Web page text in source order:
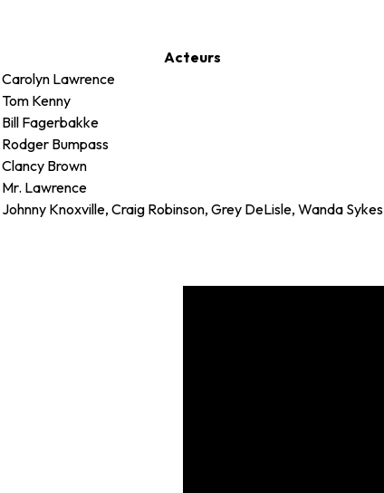
Acteurs
Carolyn Lawrence
Tom Kenny
Bill Fagerbakke
Rodger Bumpass
Clancy Brown
Mr. Lawrence
Johnny Knoxville, Craig Robinson, Grey DeLisle, Wanda Sykes